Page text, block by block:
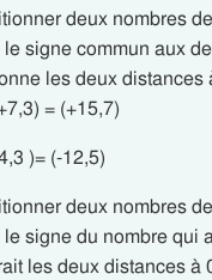
deux nombres
signe commun aux
les deux distances
= (+15,7)
)= (-12,5)
deux nombres
signe du nombre qui
les deux distances à